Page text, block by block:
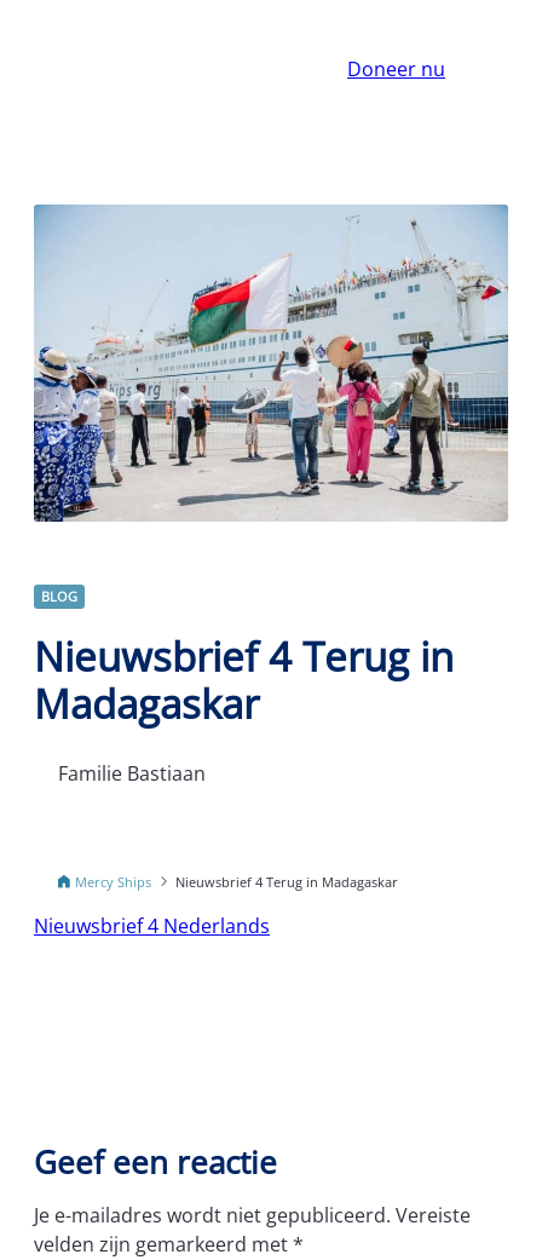
Doneer nu
BLOG
Nieuwsbrief 4 Terug in
Madagaskar
Familie Bastiaan
Mercy Ships Nieuwsbrief 4 Terug in Madagaskar
Nieuwsbrief 4 Nederlands
Geef een reactie
Je e-mailadres wordt niet gepubliceerd. Vereiste
velden zijn gemarkeerd met*